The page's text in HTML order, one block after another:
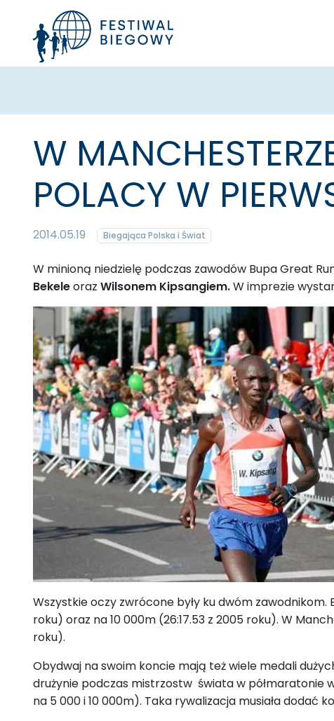
W
POLACY W
2014.05.19 Biegająca Polska i Świat
W minioną niedzielę podczas zawodów Bupa Great
Bekeleoraz Wilsonem Kipsangiem.W imprezie
Wszystkie oczy zwrócone były ku dwóm
roku) oraz na 10 000m (26:17.53 z 2005 roku). W
roku).
Obydwaj na swoim koncie mają też wiele medali
drużynie podczas mistrzostw świata w półmaratonie
na 5 000 i 10 000m). Taka rywalizacja musiała dodać